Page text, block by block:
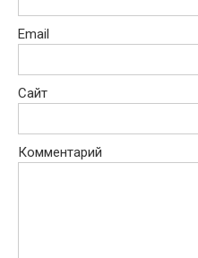
Email
Сайт
Комментарий